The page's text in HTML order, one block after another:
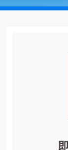
p) IgM ELISA Kit,